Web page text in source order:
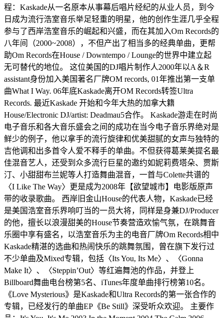
程：Kaskade从一名原本从事幕后唱片经纪的从业人员，到今
日成为流行浩室音乐举足轻重的明星，他的创作生涯几乎全程
参与了西岸浩室音乐的崛起和兴盛，而在其加入Om Records的
八年间（2000~2008），不但产出了相当多的经典单曲，更帮
助Om Records在House / Downtempo / Lounge的世界中建立起
无可替代的地位。 这位美国的DJ唱片制作人2000年以A＆R
assistant身份加入美国著名厂牌OM records, 01年推出第一支单
曲What I Way. 06年底Kaskade离开OM Records转签Ultra
Records. 最近Kaskade 开始和今年大热的加拿大籍
House/Electronic DJ/artist: Deadmau5合作。 Kaskade游走在时尚
电子音乐和各大音乐盛会之间的成功在当今电子音乐界绝对是
鲜少的例子，他以拿手的流行旋律和优美甜腻的女声与独特的
吉他调和出多首令人爱不释手的单曲。不但获得葛莱美提名最
佳混音艺人，还受到众多流行巨星的邀约如妮莉费塔朵、贾斯
汀、小甜甜布兰妮等人打造舞曲混音，一首与Colette共谱的
〈I Like The Way〉更是成为2008年【欲望城市】电影版原声
带的收录歌曲。 西岸旧金山House的代表人物，Kaskade已经
是美国浩室音乐界响叮当的一员大将，同样是身兼DJ/Producer
的他，擅长以浪漫甜美的House节奏营造欢愉气氛，在跳舞音
乐圈中享有盛名，以浩室音乐为主的电音厂牌Om Records相中
Kaskade精湛的选曲和热闹快乐的跳舞氛围，曾在旗下发行过
不少单曲及Mixed专辑，包括〈Its You, Its Me〉、〈Gonna
Make It〉、〈Steppin’Out〉等红遍舞池的作品，并登上
Billboard舞曲电台榜第5名、iTunes年度单曲排行榜第10名。
《Love Mysterious》是Kaskade和Ultra Records的第一张合作的
专辑，已经发行的单曲EP《Be Still》深受听众欢迎。 主要作